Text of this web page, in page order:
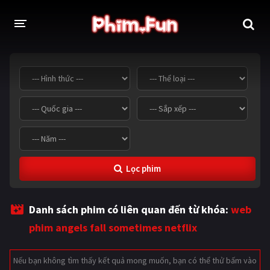
THỂ LOẠI
Thần thoại - Cổ trang Hành động
Tâm lý Chiến tranh
Võ thuật - Kiếm hiệp
Tội phạm - Hình sự
Viễn tưởng Khoa học - Tài liệu
Tình cảm - Lãng mạn Kỳ ảo
Lọc phim
Danh sách phim có liên quan đến từ khóa: web
phim angels fall sometimes netflix
Nếu bạn không tìm thấy kết quả mong muốn, bạn có thể thử bấm vào